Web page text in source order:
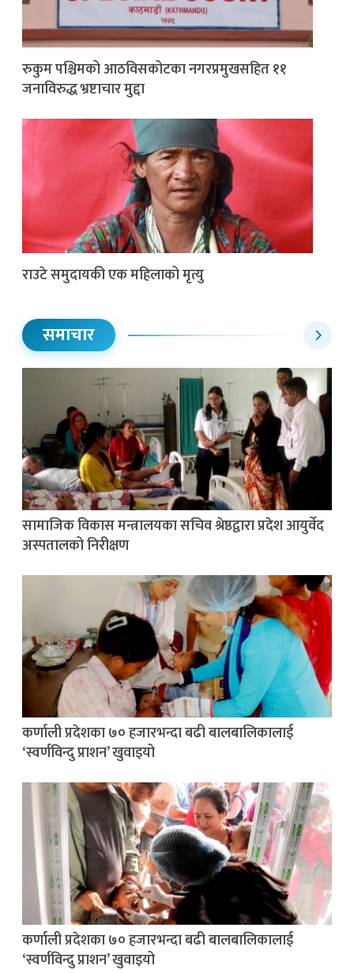
रुकुम पश्चिमको आठविसकोटका नगरप्रमुखसहित ११
जनाविरुद्ध भ्रष्टाचार मुद्दा
राउटे समुदायकी एक महिलाको मृत्यु
समाचार
सामाजिक विकास मन्त्रालयका सचिव श्रेष्ठद्वारा प्रदेश आयुर्वेद
अस्पतालको निरीक्षण
कर्णाली प्रदेशका ७० हजारभन्दा बढी बालबालिकालाई
‘स्वर्णविन्दु प्राशन’ खुवाइयो
कर्णाली प्रदेशका ७० हजारभन्दा बढी बालबालिकालाई
‘स्वर्णविन्दु प्राशन’ खुवाइयो